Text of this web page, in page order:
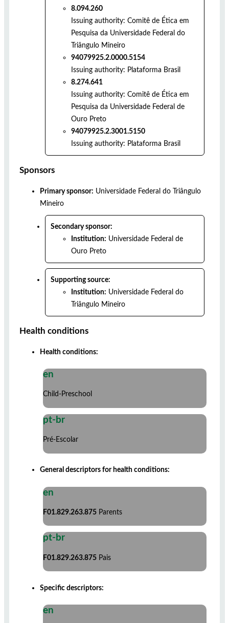
8.094.260
Issuing authority: Comitê de Ética em
Pesquisa da Universidade Federal do
Triângulo Mineiro
94079925.2.0000.5154
Issuing authority: Plataforma Brasil
8.274.641
Issuing authority: Comitê de Ética em
Pesquisa da Universidade Federal de
Ouro Preto
94079925.2.3001.5150
Issuing authority: Plataforma Brasil
Sponsors
Primary sponsor: Universidade Federal do Triângulo
Mineiro
Secondary sponsor:
Institution: Universidade Federal de
Ouro Preto
Supporting source:
Institution: Universidade Federal do
Triângulo Mineiro
Health conditions
Health conditions:
en
Child-Preschool
pt-br
Pré-Escolar
General descriptors for health conditions:
en
F01.829.263.875 Parents
pt-br
F01.829.263.875 Pais
Specific descriptors:
en